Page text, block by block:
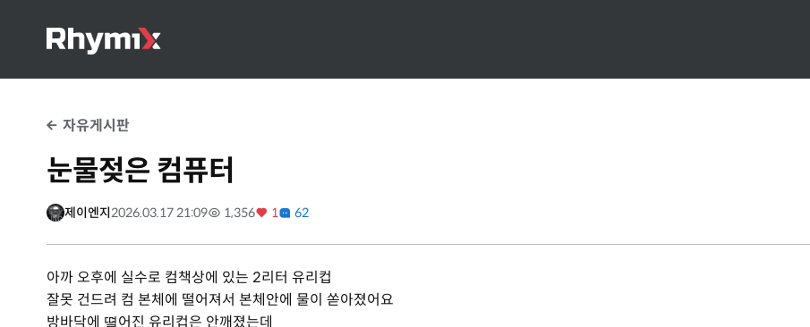
자유게시판
눈물젖은 컴퓨터
제이엔지2026.03.17 21:09 1,356 1 62
아까 오후에 실수로 컴책상에 있는 2리터 유리컵
잘못 건드려 컴 본체에 떨어져서 본체안에 물이 쏟아졌어요
방바닥에 뗠어진 유리컵은 안깨졌는데